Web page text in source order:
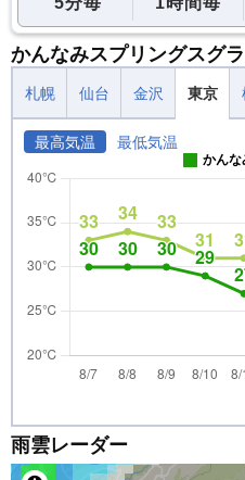
かんなみスプリングスグ
札幌 仙台 金沢 東京
最高気温 最低気温
かんな
雨雲レーダー